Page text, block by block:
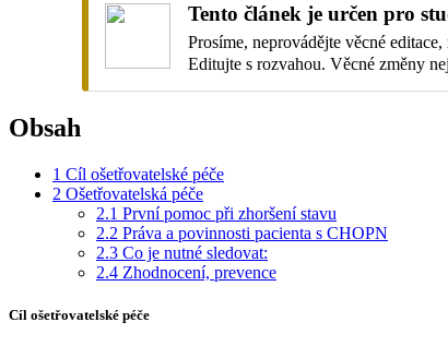
Tento článek je určen pro
Prosíme, neprovádějte věcné
Editujte s rozvahou. Věcné změny
Obsah
1 Cíl ošetřovatelské péče
2 Ošetřovatelská péče
2.1 První pomoc při zhoršení stavu
2.2 Práva a povinnosti pacienta s CHOPN
2.3 Co je nutné sledovat:
2.4 Zhodnocení, prevence
Cíl ošetřovatelské péče